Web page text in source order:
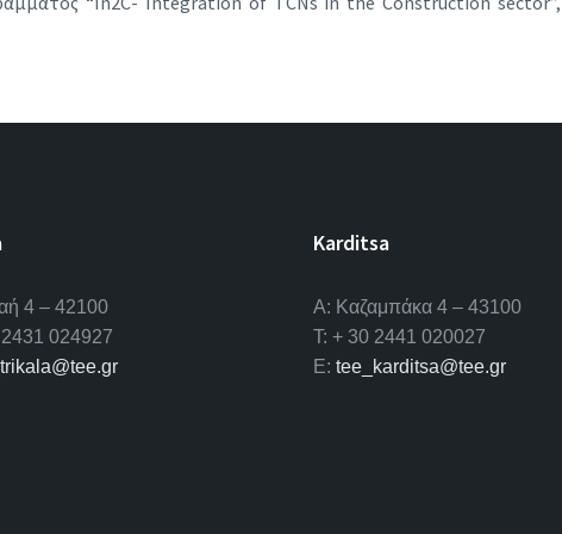
4 – 42100
024927
Karditsa
A: Καζαμπάκα 4 – 43100
T: + 30 2441 020027
E: tee_karditsa@tee.gr